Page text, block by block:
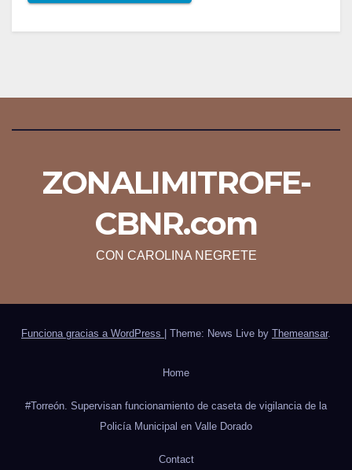
ZONALIMITROFE-
CBNR.com
CON CAROLINA NEGRETE
Funciona gracias a WordPress Theme: News Live by Themeansar.
Home
#Torreón. Supervisan funcionamiento de caseta de vigilancia de la
Policía Municipal en Valle Dorado
Contact